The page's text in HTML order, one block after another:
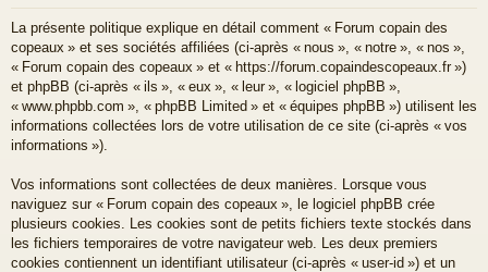
La présente politique explique en détail comment « Forum copain des
copeaux » et ses sociétés affiliées (ci-après « nous », « notre », « nos »,
« Forum copain des copeaux » et « https://forum.copaindescopeaux.fr »)
et phpBB (ci-après « ils », « eux », « leur », « logiciel phpBB »,
« www.phpbb.com », « phpBB Limited » et « équipes phpBB ») utilisent les
informations collectées lors de votre utilisation de ce site (ci-après « vos
informations »).
Vos informations sont collectées de deux manières. Lorsque vous
naviguez sur « Forum copain des copeaux », le logiciel phpBB crée
plusieurs cookies. Les cookies sont de petits fichiers texte stockés dans
les fichiers temporaires de votre navigateur web. Les deux premiers
cookies contiennent un identifiant utilisateur (ci-après « user-id ») et un